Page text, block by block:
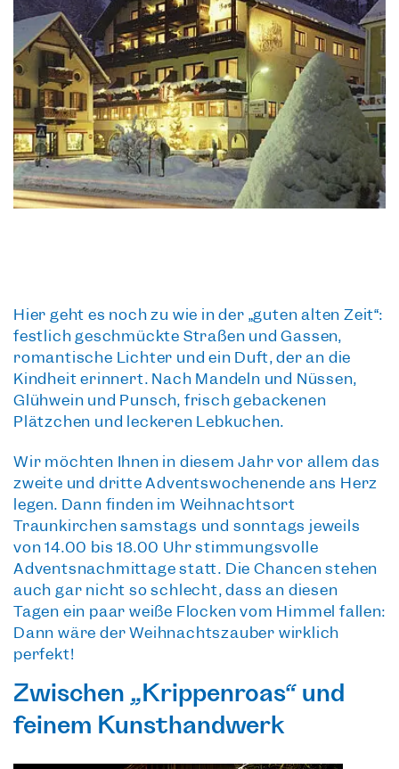
Hier geht es noch zu wie in der „guten alten Zeit“:
festlich geschmückte Straßen und Gassen,
romantische Lichter und ein Duft, der an die
Kindheit erinnert. Nach Mandeln und Nüssen,
Glühwein und Punsch, frisch gebackenen
Plätzchen und leckeren Lebkuchen.
Wir möchten Ihnen in diesem Jahr vor allem das
zweite und dritte Adventswochenende ans Herz
legen. Dann finden im Weihnachtsort
Traunkirchen samstags und sonntags jeweils
von 14.00 bis 18.00 Uhrstimmungsvolle
Adventsnachmittagestatt. Die Chancen stehen
auch gar nicht so schlecht, dass an diesen
Tagen ein paar weiße Flocken vom Himmel fallen:
Dann wäre der Weihnachtszauber wirklich
perfekt!
Zwischen „Krippenroas“ und
feinem Kunsthandwerk